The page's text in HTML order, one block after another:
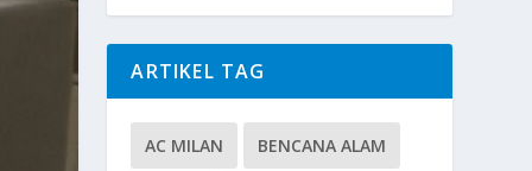
ARTIKEL TAG
AC MILAN BENCANA ALAM